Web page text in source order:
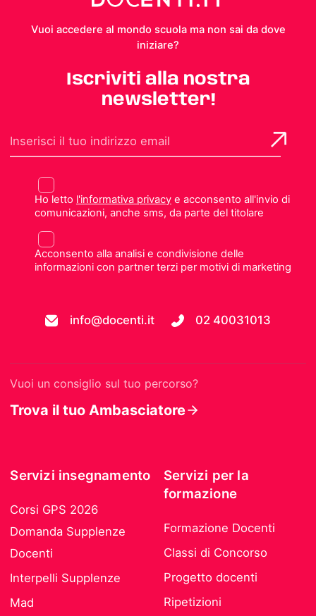
Vuoi accedere al mondo scuola ma non sai da dove
iniziare?
Iscriviti alla nostra
newsletter!
Ho letto l'informativa privacye acconsento all'invio di
comunicazioni, anche sms, da parte del titolare
Acconsento alla analisi e condivisione delle
informazioni con partner terzi per motivi di marketing
info@docenti.it 02 40031013
Vuoi un consiglio sul tuo percorso?
Trova il tuo Ambasciatore
Servizi insegnamento
Corsi GPS 2026
Domanda Supplenze
Docenti
Interpelli Supplenze
Mad
Servizi per la
formazione
Formazione Docenti
Classi di Concorso
Progetto docenti
Ripetizioni